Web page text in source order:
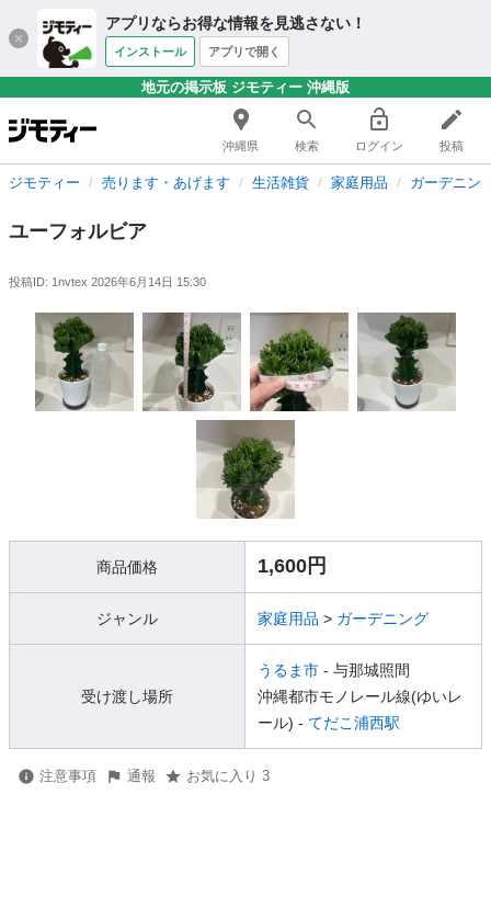
アプリならお得な情報を見逃さない！
インストール アプリで開く
地元の掲示板 ジモティー 沖縄版
沖縄県 検索 ログイン 投稿
ジモティー 売ります・あげます 生活雑貨 家庭用品 ガーデニン
ユーフォルビア
投稿ID: 1nvtex 2026年6月14日 15:30
商品価格 1,600円
ジャンル 家庭用品 > ガーデニング
受け渡し場所
うるま市 - 与那城照間
沖縄都市モノレール線(ゆいレ
ール) - てだこ浦西駅
注意事項 通報 お気に入り 3